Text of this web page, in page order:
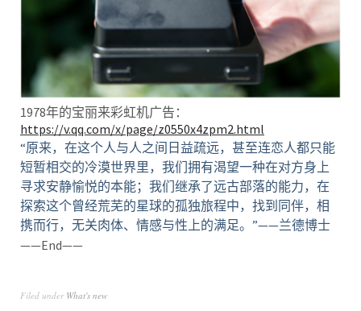
1978年的宝丽来彩虹机广告：
https://v.qq.com/x/page/z0550x4zpm2.html
“原来，在这个人与人之间日益疏远，甚至连恋人都只能
短暂相交的冷漠世界里，我们拥有渴望一种在对方身上
寻求安静愉悦的本能；我们继承了远古部落的能力，在
探索这个曾经荒芜的星球的孤独旅程中，找到同伴，相
携而行，无关肉体、情感与性上的满足。”——兰德博士
——End——
Filed under What's new